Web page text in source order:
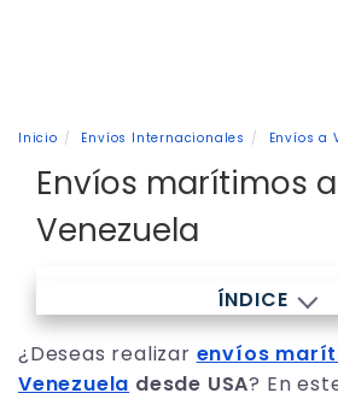
Inicio Envíos Internacionales Envíos a
Envíos marítimos a
Venezuela
ÍNDICE
¿Deseas realizar envíos
Venezuela desde USA? En